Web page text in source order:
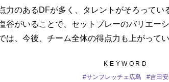
のあるDFが多く、タレントがそろってい
谷がいることで、セットプレーのバリエー
は、今後、チーム全体の得点力も上がって
KEYWORD
#サンフレッチェ広島 #吉田